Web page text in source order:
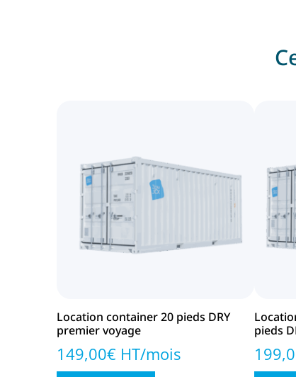
Location container 20 pieds DRY
premier voyage
149,00€ HT/mois
pieds